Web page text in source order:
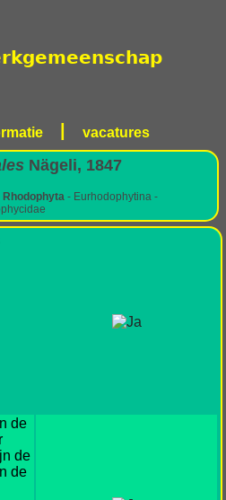
vacatures
Nägeli, 1847
Rhodophyta - Eurhodophytina -
de
de
de